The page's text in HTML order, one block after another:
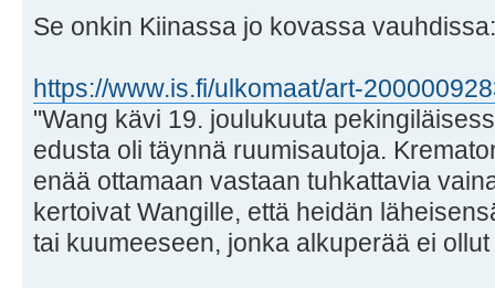
Se onkin Kiinassa jo kovassa vauhdissa:
https://www.is.fi/ulkomaat/art-
"Wang kävi 19. joulukuuta
edusta oli täynnä ruumisautoja.
enää ottamaan vastaan tuhkattavia
kertoivat Wangille, että heidän
tai kuumeeseen, jonka alkuperää ei